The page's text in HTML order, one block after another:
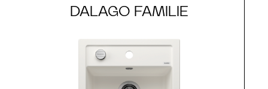
DALAGO FAMILIE